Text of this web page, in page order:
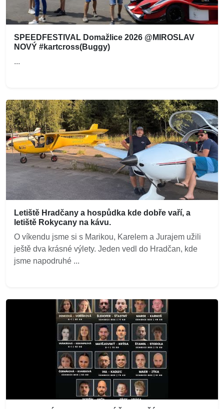
SPEEDFESTIVAL Domažlice 2026 @MIROSLAV
NOVÝ #kartcross(Buggy)
...
Letiště Hradčany a hospůdka kde dobře vaří, a
letiště Rokycany na kávu.
O víkendu jsme si s Marikou, Karelem a Jurajem užili
ještě dva krásné výlety. Jeden vedl do Hradčan, kde
jsme napodruhé ...